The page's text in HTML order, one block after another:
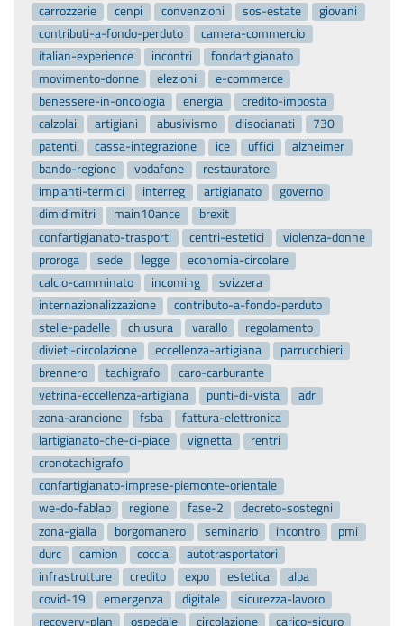
carrozzerie
cenpi convenzioni sos-estate
giovani
contributi-a-fondo-perduto
camera-commercio
italian-experience
incontri
fondartigianato
movimento-donne
elezioni
e-commerce
benessere-in-oncologia
energia
credito-imposta
calzolai
artigiani abusivismo diisocianati
730
patenti
cassa-integrazione ice uffici
alzheimer
bando-regione
vodafone
restauratore
impianti-termici
interreg artigianato
governo
dimidimitri
main10ance
brexit
confartigianato-trasporti
centri-estetici
violenza-donne
proroga
sede legge
economia-circolare
calcio-camminato
incoming
svizzera
internazionalizzazione
contributo-a-fondo-perduto
stelle-padelle
chiusura varallo
regolamento
divieti-circolazione
eccellenza-artigiana
parrucchieri
brennero
tachigrafo
caro-carburante
vetrina-eccellenza-artigiana
punti-di-vista
adr
zona-arancione
fsba
fattura-elettronica
lartigianato-che-ci-piace
vignetta
rentri
cronotachigrafo
confartigianato-imprese-piemonte-orientale
we-do-fablab
regione fase-2
decreto-sostegni
zona-gialla
borgomanero seminario incontro
pmi
durc
camion coccia
autotrasportatori
infrastrutture
credito expo estetica
alpa
covid-19
emergenza digitale
sicurezza-lavoro
recovery-plan
ospedale circolazione carico-sicuro